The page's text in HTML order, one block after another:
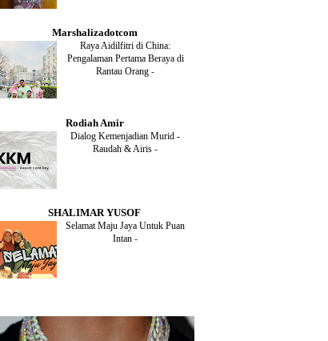
AUGUST(2)
JULY
JUNE(2)
FEBRUARY(2)
JANUARY
(2)
AUGUST (2)
JULY(2)
Marshalizadotcom
Raya Aidilfitri di China:
Pengalaman Pertama Beraya di
Rantau Orang -
Rodiah Amir
Dialog Kemenjadian Murid -
Raudah & Airis -
SHALIMAR YUSOF
Selamat Maju Jaya Untuk Puan
Intan -